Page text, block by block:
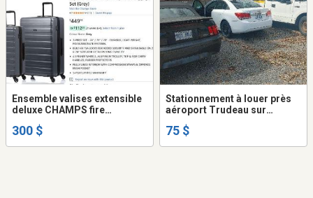
Ensemble valises extensible
deluxe CHAMPS fire
hardside spinner luggage
300 $
Stationnement à louer près
aéroport Trudeau sur
75 $